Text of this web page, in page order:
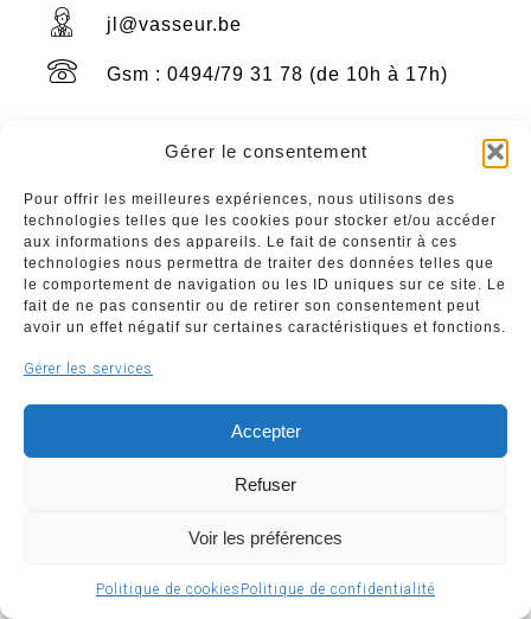
Gérer le consentement
Pour offrir les meilleures expériences, nous utilisons des
technologies telles que les cookies pour stocker et/ou accéder
aux informations des appareils. Le fait de consentir à ces
technologies nous permettra de traiter des données telles que
le comportement de navigation ou les ID uniques sur ce site. Le
fait de ne pas consentir ou de retirer son consentement peut
avoir un effet négatif sur certaines caractéristiques et fonctions.
Gérer les services
Accepter
Refuser
Voir les préférences
Politique de cookies Politique de confidentialité
jl@vasseur.be
Gsm : 0494/79 31 78 (de 10h à 17h)
Articles par catégorie